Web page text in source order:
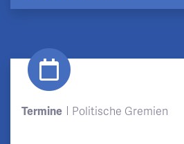
Termine Politische Gremien